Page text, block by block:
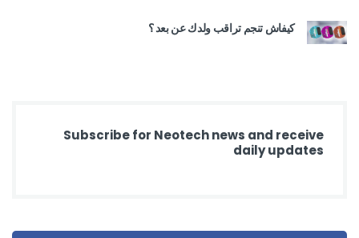
كيفاش تنجم تراقب ولدك عن بعد ؟
Subscribe for Neotech news and receive
daily updates